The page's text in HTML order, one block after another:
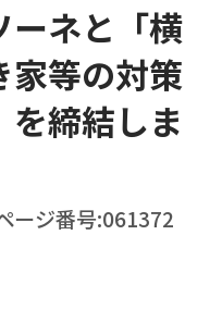
町税
戸籍の届出
コンテンツ
子育て・教育・生
涯学習
ーネと「横
家等の対策
を締結しま
ージ番号:061372